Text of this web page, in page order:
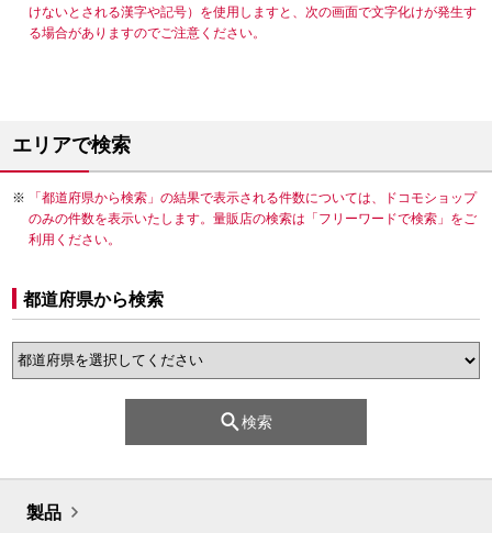
けないとされる漢字や記号）を使用しますと、次の画面で文字化けが発生す
る場合がありますのでご注意ください。
エリアで検索
「都道府県から検索」の結果で表示される件数については、ドコモショップ
のみの件数を表示いたします。量販店の検索は「フリーワードで検索」をご
利用ください。
都道府県から検索
検索
製品